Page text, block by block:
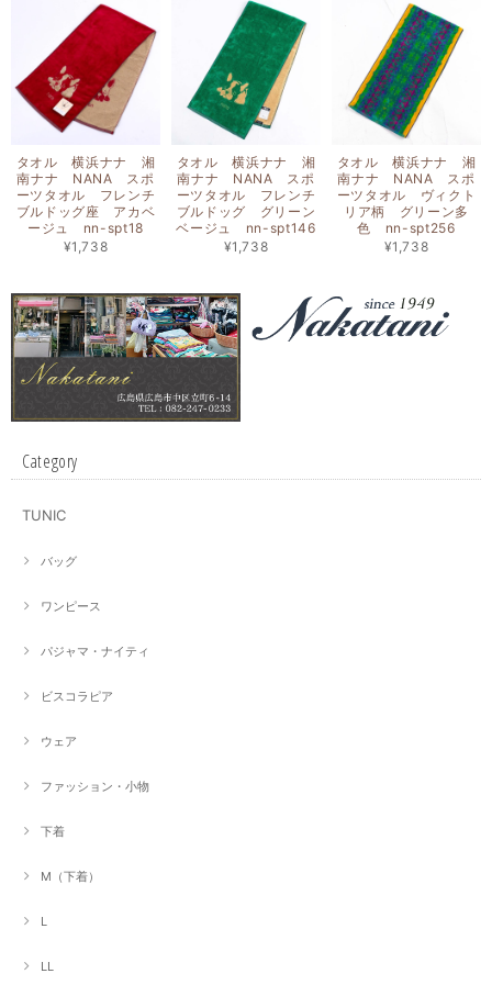
タオル 横浜ナナ 湘
南ナナ NANA スポ
ーツタオル フレンチ
ブルドッグ座 アカベ
ージュ nn-spt18
¥1,738
タオル 横浜ナナ 湘
南ナナ NANA スポ
ーツタオル フレンチ
ブルドッグ グリーン
ベージュ nn-spt146
¥1,738
タオル 横浜ナナ 湘
南ナナ NANA スポ
ーツタオル ヴィクト
リア柄 グリーン多
色 nn-spt256
¥1,738
Category
TUNIC
バッグ
ワンピース
パジャマ・ナイティ
ビスコラピア
ウェア
ファッション・小物
下着
M（下着）
L
LL